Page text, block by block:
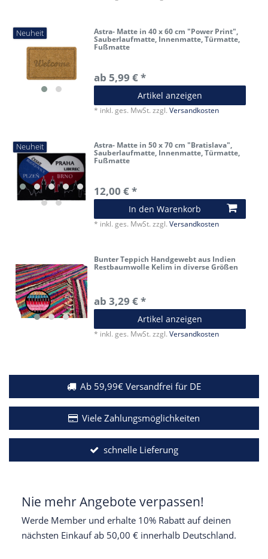
Neuheit Astra- Matte in 40 x 60 cm "Power Print",
Sauberlaufmatte, Innenmatte, Türmatte,
Fußmatte
ab 5,99 € *
Artikel anzeigen
* inkl. ges. MwSt. zzgl.Versandkosten
Neuheit Astra- Matte in 50 x 70 cm "Bratislava",
Sauberlaufmatte, Innenmatte, Türmatte,
Fußmatte
12,00 € *
In den Warenkorb
* inkl. ges. MwSt. zzgl.Versandkosten
Bunter Teppich Handgewebt aus Indien
Restbaumwolle Kelim in diverse Größen
ab 3,29 € *
Artikel anzeigen
* inkl. ges. MwSt. zzgl.Versandkosten
Ab 59,99€ Versandfrei für DE
Viele Zahlungsmöglichkeiten
schnelle Lieferung
Nie mehr Angebote verpassen!
Werde Member und erhalte 10% Rabatt auf deinen
nächsten Einkauf ab 50,00 € innerhalb Deutschland.